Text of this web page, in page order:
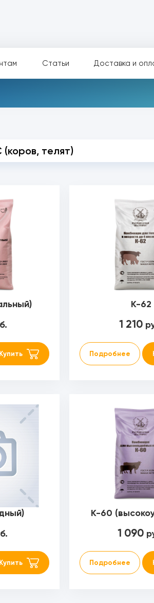
Статьи Доставка и
телят)
Купить
К-62
1 210
Подробнее
Купить
К-60
1 090
Подробнее